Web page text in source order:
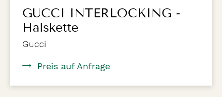
GUCCI INTERLOCKING -
Halskette
Gucci
Preis auf Anfrage